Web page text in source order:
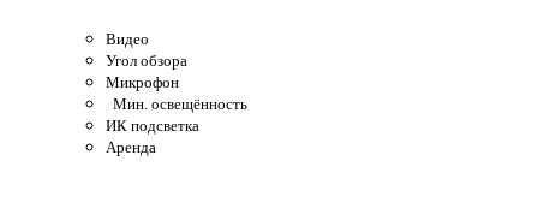
Видео
Угол обзора
Микрофон
Мин. освещённость
ИК подсветка
Аренда